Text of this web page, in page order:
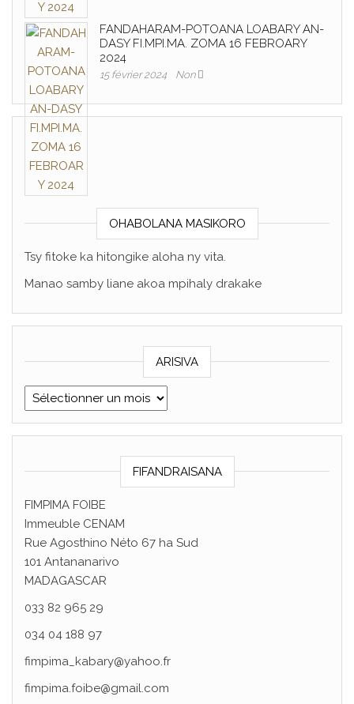
FANDAHARAM-POTOANA LOABARY AN-
DASY FI.MPI.MA. ZOMA 16 FEBROARY
2024
15 février 2024 Non
OHABOLANA MASIKORO
Tsy fitoke ka hitongike aloha ny vita.
Manao samby liane akoa mpihaly drakake
ARISIVA
ARISIVA
FIFANDRAISANA
FIMPIMA FOIBE
Immeuble CENAM
Rue Agosthino Néto 67 ha Sud
101 Antananarivo
MADAGASCAR
033 82 965 29
034 04 188 97
fimpima_kabary@yahoo.fr
fimpima.foibe@gmail.com